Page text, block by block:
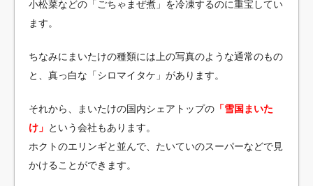
小松菜などの「ごちゃまぜ煮」を冷凍するのに重宝してい
ます。
ちなみにまいたけの種類には上の写真のような通常のもの
と、真っ白な「シロマイタケ」があります。
それから、まいたけの国内シェアトップの 「雪国まいた
け」 という会社もあります。
ホクトのエリンギと並んで、たいていのスーパーなどで見
かけることができます。